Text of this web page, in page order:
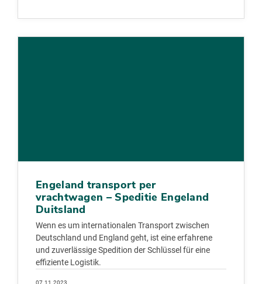
Engeland transport per
vrachtwagen – Speditie Engeland
Duitsland
Wenn es um internationalen Transport zwischen
Deutschland und England geht, ist eine erfahrene
und zuverlässige Spedition der Schlüssel für eine
effiziente Logistik.
07.11.2023